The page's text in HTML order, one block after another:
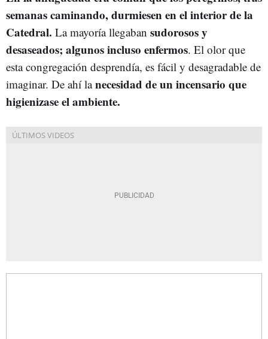
semanas caminando, durmiesen en el interior de la
Catedral. La mayoría llegaban sudorosos y
desaseados; algunos incluso enfermos. El olor que
esta congregación desprendía, es fácil y desagradable de
imaginar. De ahí lanecesidad de un incensario que
higienizase el ambiente.